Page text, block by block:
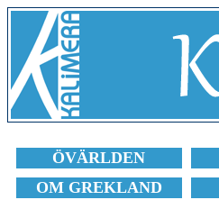
ÖVÄRLDEN
OM GREKLAND